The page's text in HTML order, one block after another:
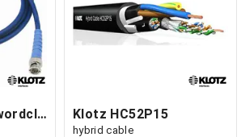
Klotz SWC03BL wordclock kabel 3 m Klotz HC52P15
hybrid cable